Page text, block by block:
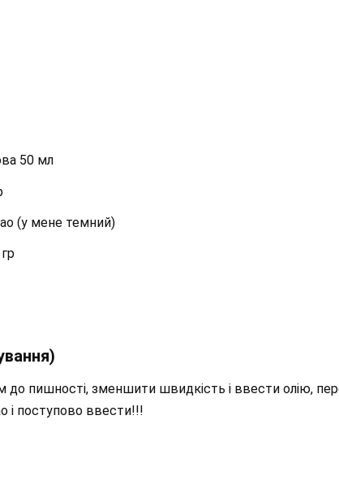
50 мл
(у мене темний)
до пишності, зменшити швидкість і ввести олію,
і поступово ввести!!!